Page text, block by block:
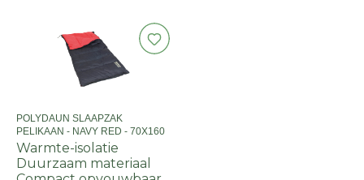
POLYDAUN SLAAPZAK
PELIKAAN - NAVY RED - 70X160
Warmte-isolatie
Duurzaam materiaal